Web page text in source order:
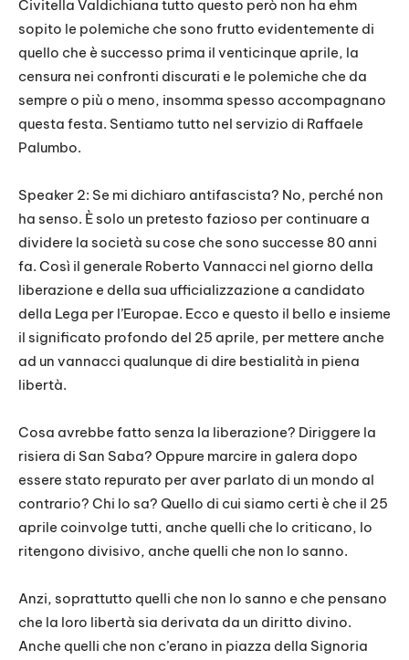
Civitella Valdichiana tutto questo però non ha ehm
sopito le polemiche che sono frutto evidentemente di
quello che è successo prima il venticinque aprile, la
censura nei confronti discurati e le polemiche che da
sempre o più o meno, insomma spesso accompagnano
questa festa. Sentiamo tutto nel servizio di Raffaele
Palumbo.
Speaker 2: Se mi dichiaro antifascista? No, perché non
ha senso. È solo un pretesto fazioso per continuare a
dividere la società su cose che sono successe 80 anni
fa. Così il generale Roberto Vannacci nel giorno della
liberazione e della sua ufficializzazione a candidato
della Lega per l’Europae. Ecco e questo il bello e insieme
il significato profondo del 25 aprile, per mettere anche
ad un vannacci qualunque di dire bestialità in piena
libertà.
Cosa avrebbe fatto senza la liberazione? Diriggere la
risiera di San Saba? Oppure marcire in galera dopo
essere stato repurato per aver parlato di un mondo al
contrario? Chi lo sa? Quello di cui siamo certi è che il 25
aprile coinvolge tutti, anche quelli che lo criticano, lo
ritengono divisivo, anche quelli che non lo sanno.
Anzi, soprattutto quelli che non lo sanno e che pensano
che la loro libertà sia derivata da un diritto divino.
Anche quelli che non c’erano in piazza della Signoria